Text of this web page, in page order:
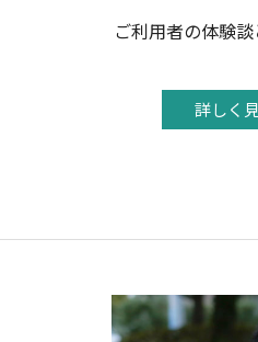
ご利用者の体験談
詳しく